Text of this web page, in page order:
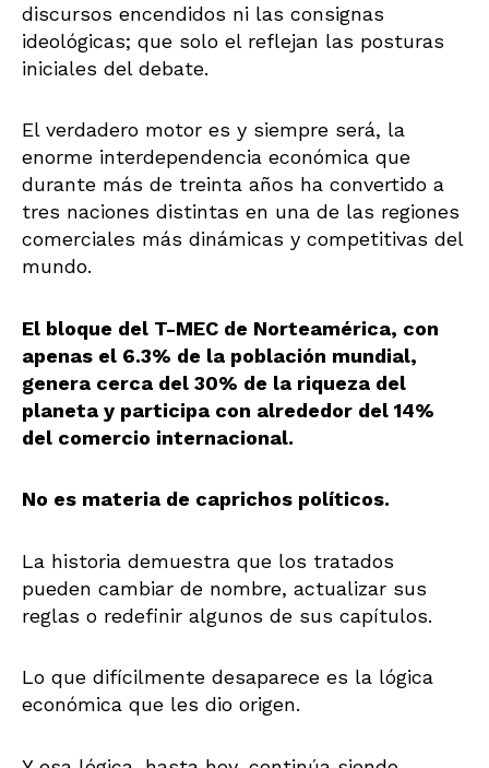
discursos encendidos ni las consignas
ideológicas; que solo el reflejan las posturas
iniciales del debate.
El verdadero motor es y siempre será, la
enorme interdependencia económica que
durante más de treinta años ha convertido a
tres naciones distintas en una de las regiones
comerciales más dinámicas y competitivas del
mundo.
El bloque del T-MEC de Norteamérica, con
apenas el 6.3% de la población mundial,
genera cerca del 30% de la riqueza del
planeta y participa con alrededor del 14%
del comercio internacional.
No es materia de caprichos políticos.
La historia demuestra que los tratados
pueden cambiar de nombre, actualizar sus
reglas o redefinir algunos de sus capítulos.
Lo que difícilmente desaparece es la lógica
económica que les dio origen.